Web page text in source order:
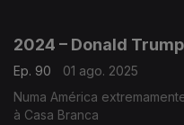
2024 – Donald
Ep. 90
01 ago. 2025
Numa América
à Casa Branca